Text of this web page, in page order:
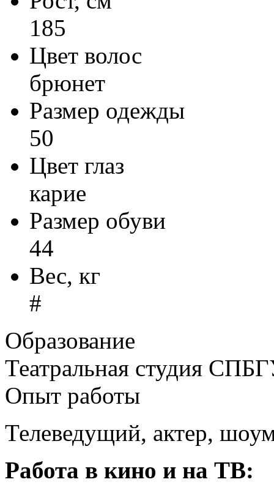
185
Цвет волос
брюнет
Размер одежды
50
Цвет глаз
карие
Размер обуви
44
Вес, кг
#
Образование
Театральная студия
Опыт работы
Телеведущий, актер,
Работа в кино и на ТВ: